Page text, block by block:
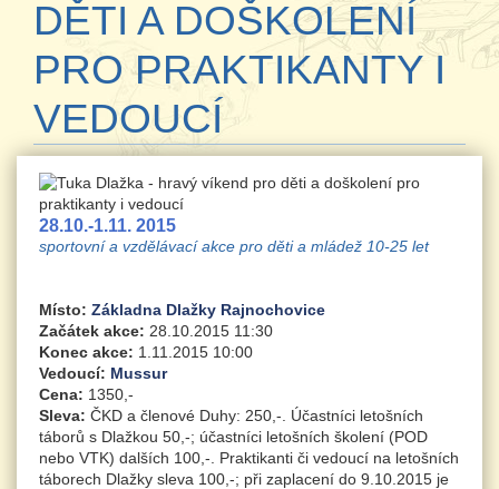
DĚTI A DOŠKOLENÍ
PRO PRAKTIKANTY I
VEDOUCÍ
28.10.-1.11. 2015
sportovní a vzdělávací akce pro děti a mládež 10-25 let
Místo: Základna Dlažky Rajnochovice
Začátek akce: 28.10.2015 11:30
Konec akce: 1.11.2015 10:00
Vedoucí: Mussur
Cena: 1350,-
Sleva: ČKD a členové Duhy: 250,-. Účastníci letošních
táborů s Dlažkou 50,-; účastníci letošních školení (POD
nebo VTK) dalších 100,-. Praktikanti či vedoucí na letošních
táborech Dlažky sleva 100,-; při zaplacení do 9.10.2015 je